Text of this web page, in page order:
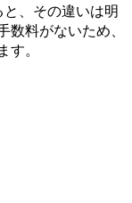
、その違いは明
料がないため、
。